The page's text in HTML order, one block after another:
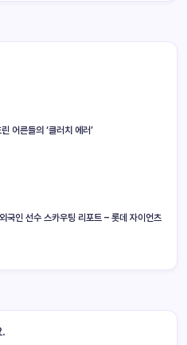
어른들의 ‘클러치 에러’
인 선수 스카우팅 리포트 – 롯데 자이언츠
.